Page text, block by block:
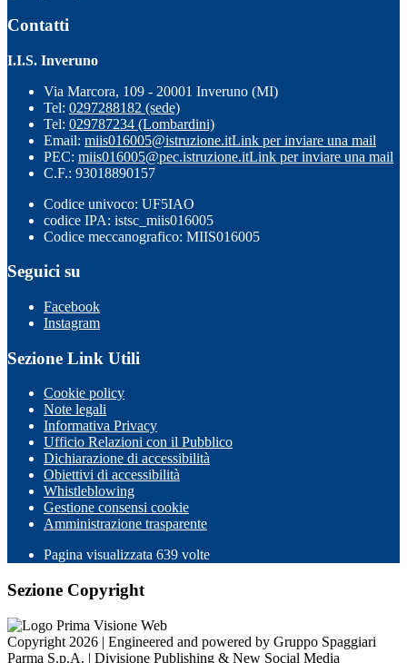
Contatti
I.I.S. Inveruno
Via Marcora, 109 - 20001 Inveruno (MI)
Tel: 0297288182 (sede)
Tel: 029787234 (Lombardini)
Email: miis016005@istruzione.itLink per inviare una mail
PEC: miis016005@pec.istruzione.itLink per inviare una mail
C.F.: 93018890157
Codice univoco: UF5IAO
codice IPA: istsc_miis016005
Codice meccanografico: MIIS016005
Seguici su
Facebook
Instagram
Sezione Link Utili
Cookie policy
Note legali
Informativa Privacy
Ufficio Relazioni con il Pubblico
Dichiarazione di accessibilità
Obiettivi di accessibilità
Whistleblowing
Gestione consensi cookie
Amministrazione trasparente
Pagina visualizzata 639 volte
Sezione Copyright
Copyright 2026 | Engineered and powered by Gruppo Spaggiari
Parma S.p.A. | Divisione Publishing & New Social Media